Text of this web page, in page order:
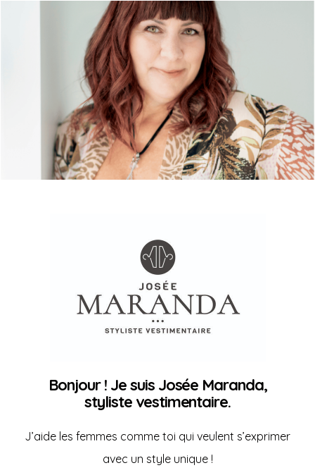
Bonjour ! Je suis Josée Maranda,
styliste vestimentaire.
J’aide les femmes comme toi qui veulent s’exprimer
avec un style unique !